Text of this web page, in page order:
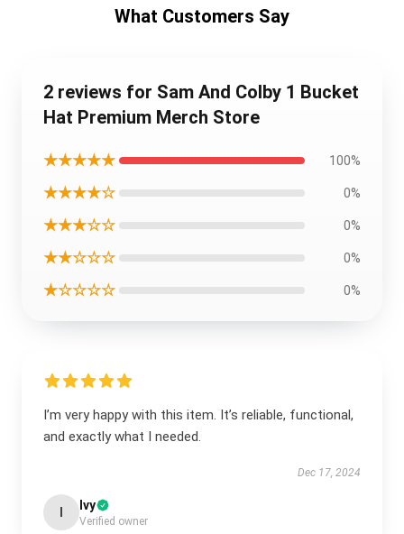
What Customers Say
2 reviews for Sam And Colby 1 Bucket
Hat Premium Merch Store
★★★★★ 100%
★★★★☆ 0%
★★★☆☆ 0%
★★☆☆☆ 0%
★☆☆☆☆ 0%
I’m very happy with this item. It’s reliable, functional,
and exactly what I needed.
Dec 17, 2024
Ivy
Verified owner